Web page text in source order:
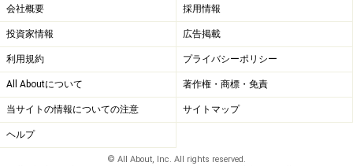
会社概要 採用情報
投資家情報 広告掲載
利用規約 プライバシーポリシー
All Aboutについて 著作権・商標・免責
当サイトの情報についての注意 サイトマップ
ヘルプ
© All About, Inc. All rights reserved.